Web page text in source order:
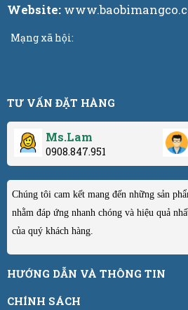
Website:
Mạng xã hội:
TƯ VẤN ĐẶT HÀNG
Ms.Lam
0908.847.951
Chúng tôi cam kết mang đến những sản
nhằm đáp ứng nhanh chóng và hiệu quả
của quý khách hàng.
HƯỚNG DẪN VÀ THÔNG TIN
CHÍNH SÁCH